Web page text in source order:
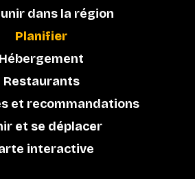
dans la région
Planifier
Hébergement
Restaurants
et recommandations
et se déplacer
interactive